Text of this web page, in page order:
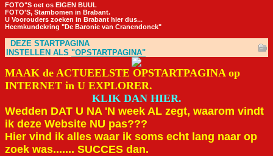
FOTO"S oet os EIGEN BUUL
FOTO'S, Stambomen in Brabant.
U Voorouders zoeken in Brabant hier dus...
Heemkundekring "De Baronie van Cranendonck"
DEZE STARTPAGINA
INSTELLEN ALS "OPSTARTPAGINA"
MAAK de ACTUEELSTE OPSTARTPAGINA op
INTERNET in U EXPLORER.
KLIK DAN HIER.
Wedden DAT U NA 'N week AL zegt, waarom vindt
ik deze Website NU pas???
Hier vind ik alles waar ik soms echt lang naar op
zoek was....... SUCCES dan.